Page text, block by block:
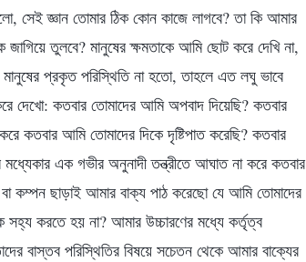
সেই জ্ঞান তোমার ঠিক কোন কাজে লাগবে? তা কি আমার
তুলবে? মানুষের ক্ষমতাকে আমি ছোট করে দেখি না,
প্রকৃত পরিস্থিতি না হতো, তাহলে এত লঘু ভাবে
কতবার তোমাদের আমি অপবাদ দিয়েছি? কতবার
কতবার আমি তোমাদের দিকে দৃষ্টিপাত করেছি? কতবার
এক গভীর অনুনাদী তন্ত্রীতে আঘাত না করে কতবার
কম্পন ছাড়াই আমার বাক্য পাঠ করেছো যে আমি তোমাদের
সহ্য করতে হয় না? আমার উচ্চারণের মধ্যে কর্তৃত্ব
বাস্তব পরিস্থিতির বিষয়ে সচেতন থেকে আমার বাক্যের